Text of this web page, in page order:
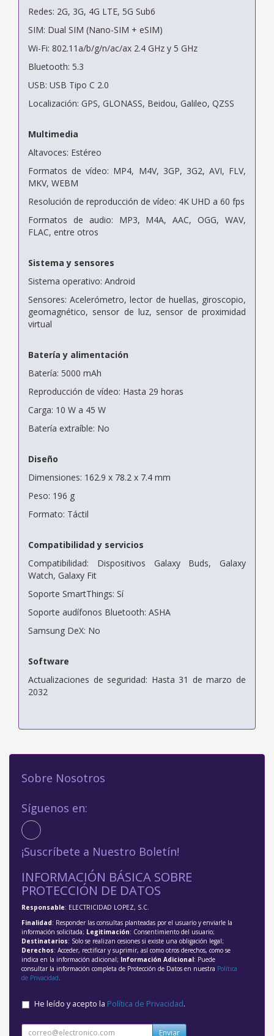
Redes: 2G, 3G, 4G LTE, 5G Sub6
SIM: Dual SIM (Nano-SIM + eSIM)
Wi-Fi: 802.11a/b/g/n/ac/ax 2.4 GHz y 5 GHz
Bluetooth: 5.3
USB: USB Tipo C 2.0
Localización: GPS, GLONASS, Beidou, Galileo, QZSS
Multimedia
Altavoces: Estéreo
Formatos de vídeo: MP4, M4V, 3GP, 3G2, AVI, FLV,
MKV, WEBM
Resolución de reproducción de vídeo: 4K UHD a 60 fps
Formatos de audio: MP3, M4A, AAC, OGG, WAV,
FLAC, entre otros
Sistema y sensores
Sistema operativo: Android
Sensores: Acelerómetro, lector de huellas, giroscopio,
geomagnético, sensor de luz, sensor de proximidad
virtual
Batería y alimentación
Batería: 5000 mAh
Reproducción de vídeo: Hasta 29 horas
Carga: 10 W a 45 W
Batería extraíble: No
Diseño
Dimensiones: 162.9 x 78.2 x 7.4 mm
Peso: 196 g
Formato: Táctil
Compatibilidad y servicios
Compatibilidad: Dispositivos Galaxy Buds, Galaxy
Watch, Galaxy Fit
Soporte SmartThings: Sí
Soporte audífonos Bluetooth: ASHA
Samsung DeX: No
Software
Actualizaciones de seguridad: Hasta 31 de marzo de
2032
Sobre Nosotros
Síguenos en:
¡Suscríbete a Nuestro Boletín!
INFORMACIÓN BÁSICA SOBRE
PROTECCIÓN DE DATOS
Responsable: ELECTRICIDAD LOPEZ, S.C.
Finalidad: Responder las consultas planteadas por el usuario y enviarle la
información solicitada; Legitimación: Consentimiento del usuario;
Destinatarios: Solo se realizan cesiones si existe una obligación legal;
Derechos: Acceder, rectificar y suprimir, así como otros derechos, como se
indica en la información adicional; Información Adicional: Puede
consultar la información completa de Protección de Datos en nuestra Política
de Privacidad
He leído y acepto la Política de Privacidad.
Enviar